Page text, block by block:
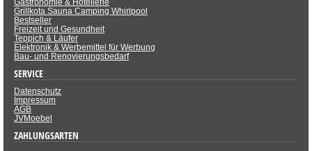
Gastronomie & Hotellerie
Grillkota Sauna Camping Whirlpool
Bestseller
Freizeit und Gesundheit
Teppich & Läufer
Elektronik & Werbemittel für Werbung
Bau- und Renovierungsbedarf
SERVICE
Datenschutz
Impressum
AGB
JVMoebel
ZAHLUNGSARTEN